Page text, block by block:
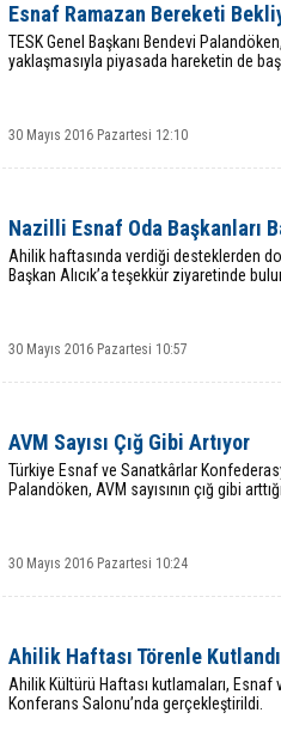
Esnaf Ramazan Bereketi
TESK Genel Başkanı Bendevi
yaklaşmasıyla piyasada hareketin de
30 Mayıs 2016 Pazartesi 12:10
Nazilli Esnaf Oda Başkanları
Ahilik haftasında verdiği desteklerden
Başkan Alıcık’a teşekkür ziyaretinde
30 Mayıs 2016 Pazartesi 10:57
AVM Sayısı Çığ Gibi Artıyor
Türkiye Esnaf ve Sanatkârlar
Palandöken, AVM sayısının çığ gibi
30 Mayıs 2016 Pazartesi 10:24
Ahilik Haftası Törenle Kutlandı
Ahilik Kültürü Haftası kutlamaları, Esnaf
Konferans Salonu’nda gerçekleştirildi.